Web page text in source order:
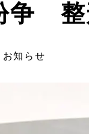
争
ゴリー
お知らせ